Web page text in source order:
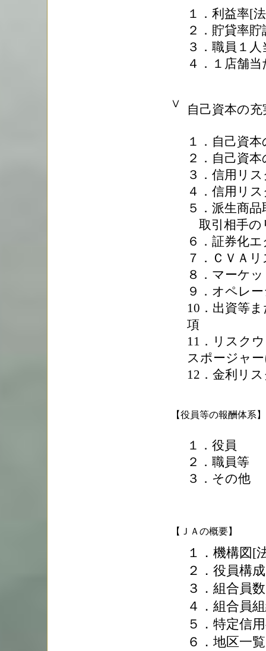
１．利益率[
２．貯貸率
３．職員１
４．１店舗
Ⅴ 自己資本の
１．自己資
２．自己資
３．信用リ
４．信用リ
５．派生商
取引相手の
６．証券化
７．ＣＶＡ
８．マーケ
９．オペレ
10．出資等
項
11．リスク
スポージャ
12．金利リ
【役員等の報酬体系】
１．役員
２．職員等
３．その他
【ＪＡの概要】
１．機構図[
２．役員構
３．組合員数
４．組合員
５．特定信
６．地区一覧